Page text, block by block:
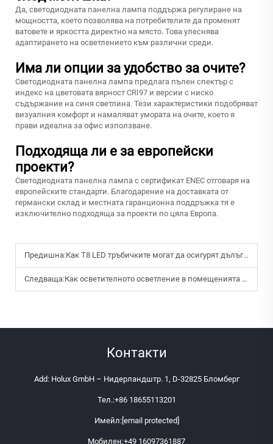
Да, светодиодната панелна лампа поддържа регулиране на
мощността, което позволява на потребителите да променят
ватовете и яркостта директно на място. Това улеснява
адаптирането на осветлението към различни среди.
Има ли опции за удобство за очите?
Светодиодната панелна лампа предлага пълен спектър с
индекс на цветовата вярност CRI97 и версии с ниско
съдържание на синя светлина. Тези характеристики подобряват
визуалния комфорт и намаляват умората на очите, което я
прави идеална за офис използване.
Подходяща ли е за европейски
проекти?
Светодиодната панелна лампа с сертификат ENEC отговаря на
европейските стандарти. Благодарение на доставката от
германски склад и местната гаранционна поддръжка тя е
изключително подходяща за проекти по цяла Европа.
Предишна:Как T8 LED тръбичките могат да осигурят дълъг срок на експлоатация при непрекъснато осветление?
Следваща:Как осветителното осветление в помещенията подобрява комфорта и производителността на съвременните помещения?
Контакти
Add: Holux GmbH – Нидерландштр. 1, D-32825 Бломберг
Тел.:+86 18655113201
Имейл:[email protected]
Мобилен:+49 16097361887